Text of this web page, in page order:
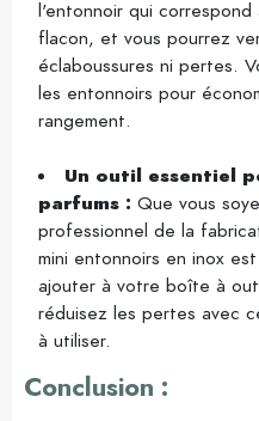
l'entonnoir qui
flacon, et vous pourrez
éclaboussures ni pertes.
les entonnoirs pour
rangement.
Un outil essentiel
parfums : Que vous
professionnel de la
mini entonnoirs en inox
ajouter à votre boîte à
réduisez les pertes avec
à utiliser.
Conclusion :